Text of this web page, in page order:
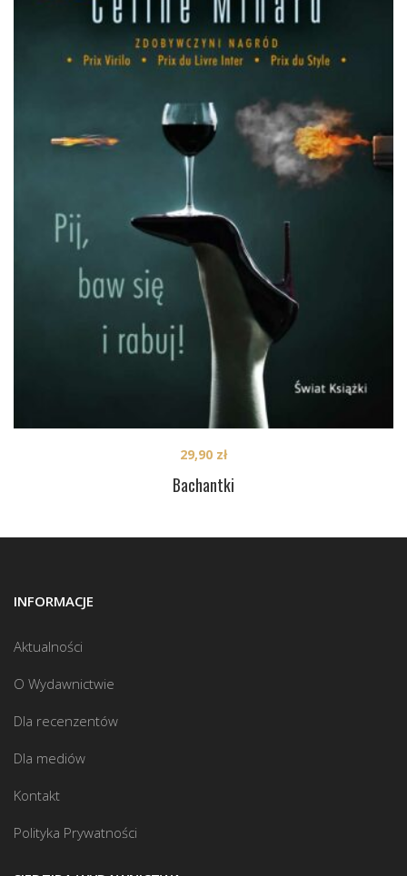
Bachantki
29,90 zł
INFORMACJE
Aktualności
O Wydawnictwie
Dla recenzentów
Dla mediów
Kontakt
Polityka Prywatności